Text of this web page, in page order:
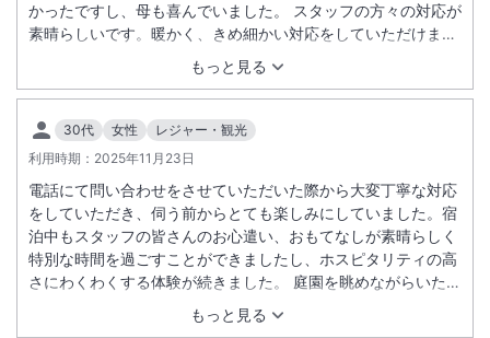
もっと見る
かったですし、母も喜んでいました。 スタッフの方々の対応が
素晴らしいです。暖かく、きめ細かい対応をしていただけまし
んで食べないですが、夕食と朝食で出たお食事は全ていただき
ました。とても美味しかったです。 お部屋の露天風呂も広いで
す。他に貸切で使える露天風呂が3つと、大浴場が2つありま
す。
30代 女性
レジャー・観光
利用時期： 2025年11月23日
もっと見る
電話にて問い合わせをさせていただいた際から大変丁寧な対応
をしていただき、伺う前からとても楽しみにしていました。宿
泊中もスタッフの皆さんのお心遣い、おもてなしが素晴らしく
特別な時間を過ごすことができましたし、ホスピタリティの高
さにわくわくする体験が続きました。 庭園を眺めながらいただ
く食事は前菜からデザートまで大満足でした。デザートはテラ
ス席に移動していただきましたが、夜は紅葉のライトアップを